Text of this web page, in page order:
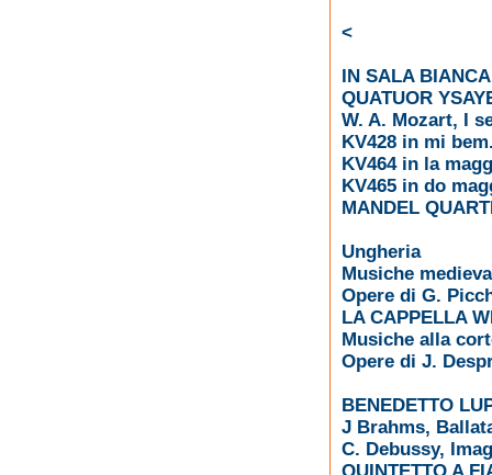
<
IN SALA
QUATUOR
W. A. Mozart, I
KV428 in mi
KV464 in la
KV465 in do
MANDEL
Ungheria
Musiche
Opere di G.
LA CAPPELLA
Musiche alla
Opere di J.
BENEDETTO
J Brahms,
C. Debussy,